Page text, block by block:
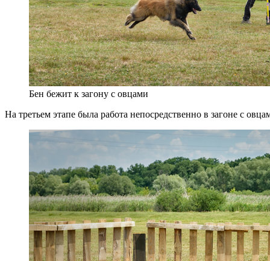
Бен бежит к загону с овцами
На третьем этапе была работа непосредственно в загоне с